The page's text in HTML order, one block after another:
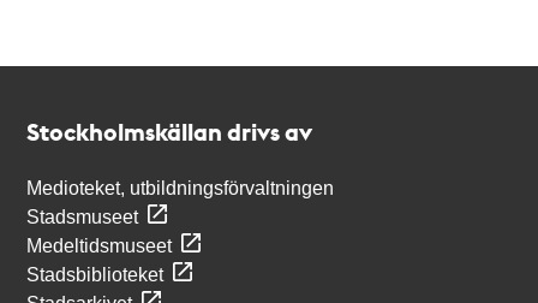
Stockholmskällan drivs av
Medioteket, utbildningsförvaltningen
Stadsmuseet
Medeltidsmuseet
Stadsbiblioteket